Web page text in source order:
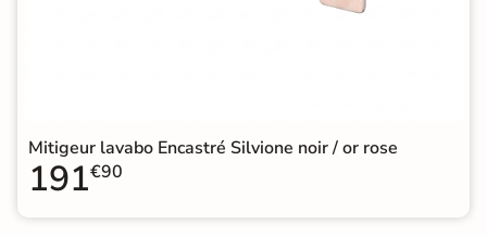
Mitigeur lavabo Encastré Silvione noir / or rose
191€90